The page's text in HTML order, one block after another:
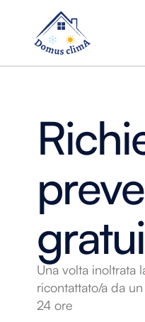
Una volta inoltrata
ricontattato/a da
24 ore